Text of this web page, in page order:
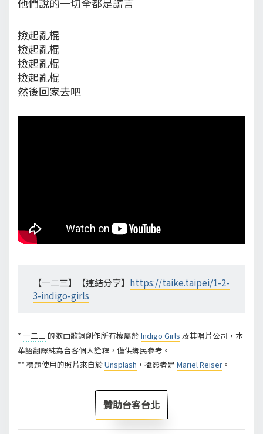
撿起亂棍
撿起亂棍
撿起亂棍
撿起亂棍
然後回家去吧
【一二三】【連結分享】 https://taike.taipei/1-2-
3-indigo-girls
* 一二三 的歌曲歌詞創作所有權屬於Indigo Girls 及其唱片公司，本
華語翻譯純為台客個人詮釋，僅供鄉民參考。
** 標題使用的照片來自於Unsplash ，攝影者是 Mariel Reiser 。
贊助台客台北